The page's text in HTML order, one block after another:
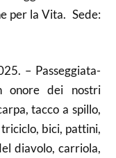
per la Vita. Sede:
– Passeggiata-
onore dei nostri
tacco a spillo,
bici, pattini,
diavolo, carriola,